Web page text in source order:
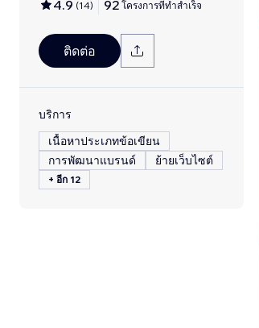
4.9 (14) 92 โครงการที่ทำสำเร็จ
ติดต่อ
บริการ
เนื้อหาประเภทข้อเขียน
การพัฒนาแบรนด์
ย้ายเว็บไซต์
+ อีก 12